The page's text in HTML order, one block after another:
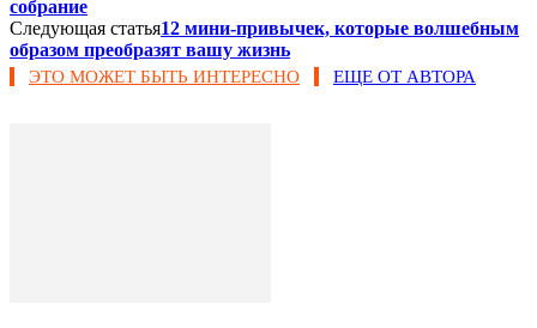
собрание
Следующая статья12 мини-привычек, которые волшебным
образом преобразят вашу жизнь
ЭТО МОЖЕТ БЫТЬ ИНТЕРЕСНО ЕЩЕ ОТ АВТОРА